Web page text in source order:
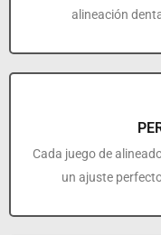
alineación
Cada juego de
un ajuste